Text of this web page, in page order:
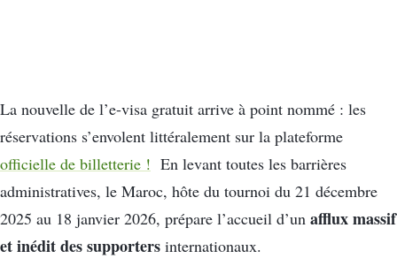
La nouvelle de l’e-visa gratuit arrive à point nommé : les
réservations s’envolent littéralement sur la plateforme
officielle de billetterie ! En levant toutes les barrières
administratives, le Maroc, hôte du tournoi du 21 décembre
2025 au 18 janvier 2026, prépare l’accueil d’un afflux massif
et inédit des supporters internationaux.